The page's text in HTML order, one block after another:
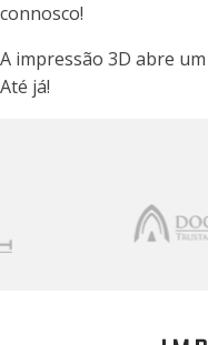
connosco!
A impressão 3D abre
Até já!